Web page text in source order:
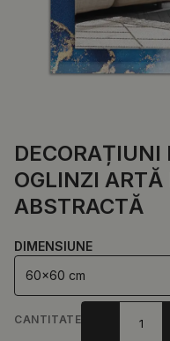
DECORAȚIUNI
OGLINZI
ABSTRACTĂ
DIMENSIUNE
60x60 cm
CANTITATE